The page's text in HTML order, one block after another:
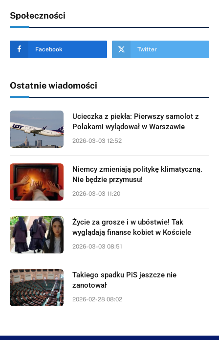
Społeczności
Facebook Twitter
Ostatnie wiadomości
Ucieczka z piekła: Pierwszy samolot z
Polakami wylądował w Warszawie
2026-03-03 12:52
Niemcy zmieniają politykę klimatyczną.
Nie będzie przymusu!
2026-03-03 11:20
Życie za grosze i w ubóstwie! Tak
wyglądają finanse kobiet w Kościele
2026-03-03 08:51
Takiego spadku PiS jeszcze nie
zanotował
2026-02-28 08:02